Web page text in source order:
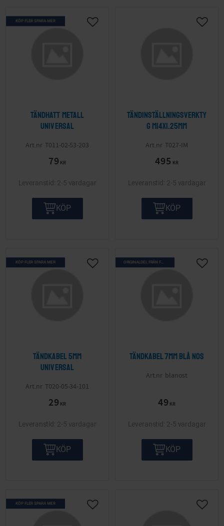
Tändhatt metall
Universal
T011-02-53-203
79 KR
KÖP FLER SPARA MER
Lägg till i önskelista
2-5 vardagar
KÖP
Tändinställningsverkty
g M14x1.25mm
T027-IM
495 KR
Lägg
2-5 vardagar
KÖP
Tändkabel 5mm
Universal
T020-05-34-101
29 KR
KÖP FLER SPARA MER
Lägg till i önskelista
2-5 vardagar
KÖP
Tändkabel 7mm Blå NOS
blanost
49 KR
Lägg
2-5 vardagar
KÖP
KÖP FLER SPARA MER
Lägg till i önskelista Lägg